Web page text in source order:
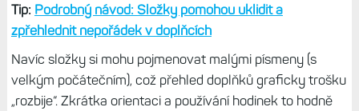
Tip: Podrobný návod: Složky pomohou uklidit a
zpřehlednit nepořádek v doplňcích
Navíc složky si mohu pojmenovat malými písmeny (s
velkým počátečním), což přehled doplňků graficky trošku
„rozbije“. Zkrátka orientaci a používání hodinek to hodně